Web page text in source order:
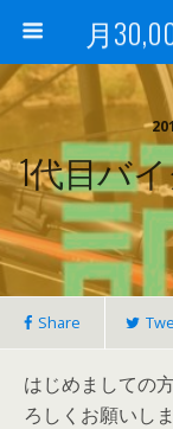
1代目バ
Share
はじめましての
ろしくお願いし